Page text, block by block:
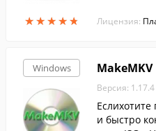
★★★★★
★★★★★ Лицензия:
Windows MakeMKV
Версия:
Еслихотите
и быстро